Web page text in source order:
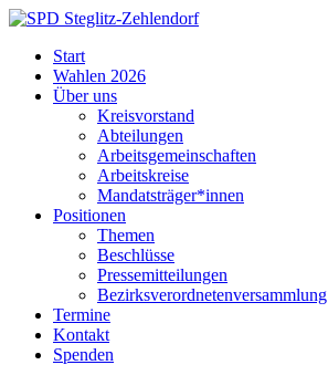
Skip
content
Steglitz-
Zehlendorf
Start
Wahlen 2026
Über uns
Kreisvorstand
Abteilungen
Arbeitsgemeinschaften
Arbeitskreise
Mandatsträger*innen
Positionen
Themen
Beschlüsse
Pressemitteilungen
Bezirksverordnetenversammlung
Termine
Kontakt
Spenden